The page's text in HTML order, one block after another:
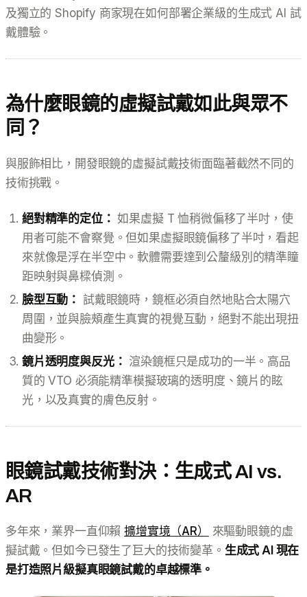
及獨立的 Shopify 商家現在如何部署企業級的生成式 AI 試
戴體驗。
為什麼眼鏡的虛擬試戴如此與眾不
同？
與服飾相比，開發眼鏡的虛擬試戴技術面臨著截然不同的
技術挑戰。
絕對精準的定位： 如果虛擬 T 恤稍微偏移了半吋，使
用者可能不會察覺。但如果虛擬眼鏡偏移了半吋，看起
來就像是浮在半空中。軟體需要達到公釐級別的精準瞳
距映射與鼻樑偵測。
臉型互動： 試戴眼鏡時，鏡框必須自然地貼合太陽穴
周圍，並與臉頰產生真實的視覺互動，絕對不能出現扭
曲變形。
鏡片透明度與反光： 渲染鏡框只是成功的一半。高品
質的 VTO 必須能精準模擬玻璃的透明度、鏡片的眩
光，以及真實的膚色反射。
眼鏡試戴技術對決：生成式 AI vs.
AR
多年來，業界一直仰賴擴增實境（AR）
來驅動眼鏡的虛
擬試戴。但如今已發生了巨大的技術變革。 生成式 AI 現在
是打造照片級擬真眼鏡試戴的卓越標準。